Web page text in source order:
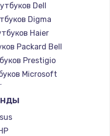
Dell
Digma
Haier
Packard Bell
Prestigio
Microsoft
Alienware
Aquarius
Gigabyte
Aorus